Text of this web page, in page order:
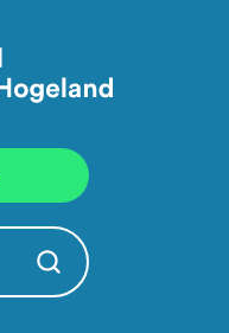
Zoekopdracht starten